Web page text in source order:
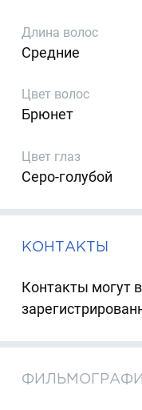
Длина волос
Средние
Цвет волос
Брюнет
Цвет глаз
Серо-голубой
КОНТАКТЫ
Контакты могут